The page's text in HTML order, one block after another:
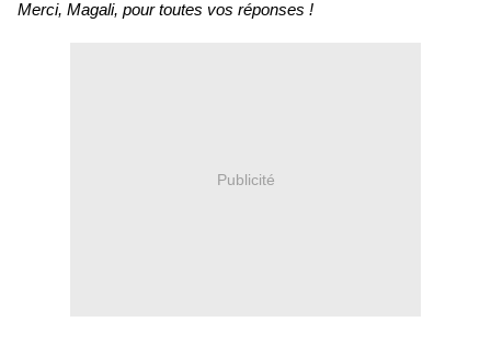
Merci, Magali, pour toutes vos réponses !
Publicité